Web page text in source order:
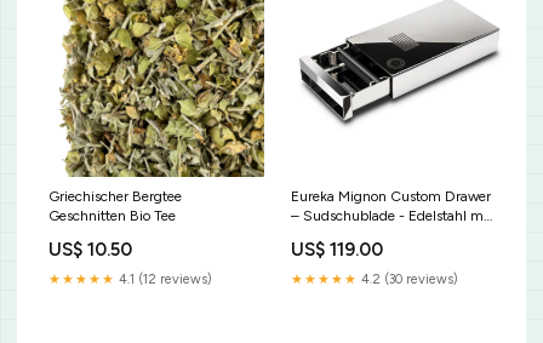
Griechischer Bergtee
Geschnitten Bio Tee
US$ 10.50
★★★★★ 4.1 (12 reviews)
Eureka Mignon Custom Drawer
– Sudschublade - Edelstahl mit
US$ 119.00
★★★★★ 4.2 (30 reviews)